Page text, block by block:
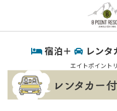
宿泊＋ レンタ
エイトポイント